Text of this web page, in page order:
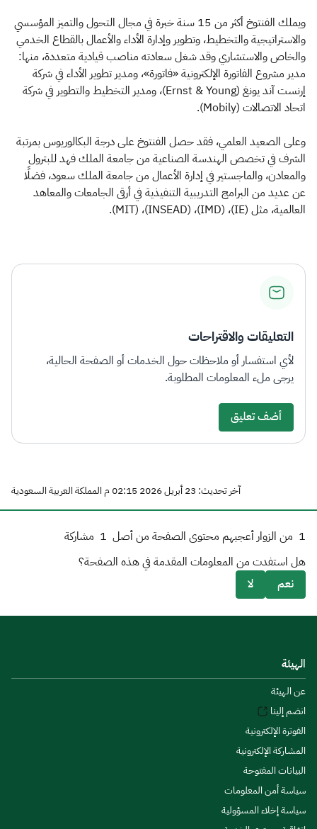
ويملك الفنتوخ أكثر من 15 سنة خبرة في مجال التحول والتميز المؤسسي
والاستراتيجية والتخطيط، وتطوير وإدارة الأداء والأعمال بالقطاع الخدمي
والخاص والاستشاري وقد شغل سعادته مناصب قيادية متعددة، منها:
مدير مشروع الفاتورة الإلكترونية «فاتورة»، ومدير تطوير الأداء في شركة
إرنست آند يونغ (Ernst & Young)، ومدير التخطيط والتطوير في شركة
اتحاد الاتصالات (Mobily).
وعلى الصعيد العلمي، فقد حصل الفنتوخ على درجة البكالوريوس بمرتبة
الشرف في تخصص الهندسة الصناعية من جامعة الملك فهد للبترول
والمعادن، والماجستير في إدارة الأعمال من جامعة الملك سعود، فضلًا
عن عديد من البرامج التدريبية التنفيذية في أرقى الجامعات والمعاهد
العالمية، مثل (IE)، (IMD)، (INSEAD)، (MIT).
التعليقات والاقتراحات
لأي استفسار أو ملاحظات حول الخدمات أو الصفحة الحالية،
يرجى ملء المعلومات المطلوبة.
أضف تعليق
آخر تحديث: 23 أبريل 2026 02:15 م المملكة العربية السعودية
1 من الزوار أعجبهم محتوى الصفحة من أصل 1 مشاركة
هل استفدت من المعلومات المقدمة في هذه الصفحة؟
نعم
لا
الهيئة
عن الهيئة
انضم إلينا
الفوترة الإلكترونية
المشاركة الإلكترونية
البيانات المفتوحة
سياسة أمن المعلومات
سياسة إخلاء المسؤولية